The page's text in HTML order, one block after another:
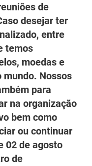
de
desejar ter
entre
temos
moedas e
mundo. Nossos
para
na organização
bem como
ou continuar
02 de agosto
de